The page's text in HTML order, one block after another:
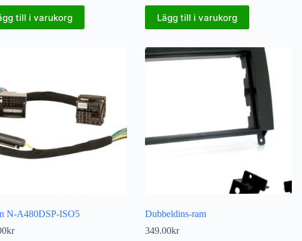
till i varukorg Lägg till i varukorg
N-A480DSP-ISO5
kr
Dubbeldins-ram
349.00kr